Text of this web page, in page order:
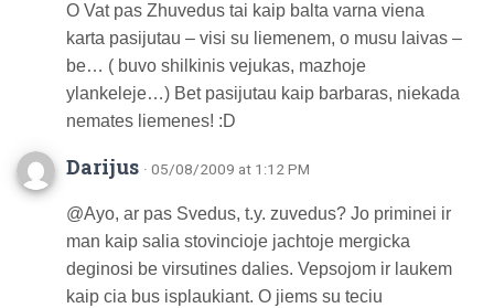
O Vat pas Zhuvedus tai kaip balta varna viena
karta pasijutau – visi su liemenem, o musu laivas –
be… ( buvo shilkinis vejukas, mazhoje
ylankeleje…) Bet pasijutau kaip barbaras, niekada
nemates liemenes! :D
Darijus · 05/08/2009 at 1:12 PM
@Ayo, ar pas Svedus, t.y. zuvedus? Jo priminei ir
man kaip salia stovincioje jachtoje mergicka
deginosi be virsutines dalies. Vepsojom ir laukem
kaip cia bus isplaukiant. O jiems su teciu